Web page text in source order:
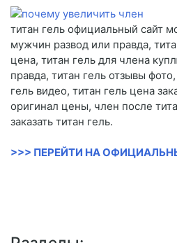
титан гель официальный сайт
мужчин развод или правда,
цена, титан гель для члена
правда, титан гель отзывы
гель видео, титан гель цена
оригинал цены, член после
заказать титан гель.
>>> ПЕРЕЙТИ НА